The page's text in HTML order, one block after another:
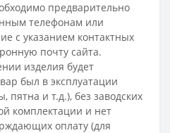
предварительно
телефонам или
с указанием контактных
почту сайта.
изделия будет
был в эксплуатации
и т.д.), без заводских
комплектации и нет
оплату (для